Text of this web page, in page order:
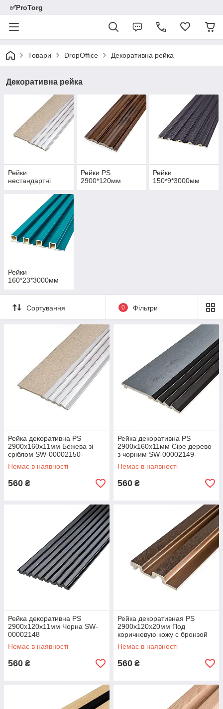
✅ProTorg
Товари DropOffice Декоративна рейка
Декоративна рейка
Рейки
нестандартні
Рейки PS
2900*120мм
Рейки
150*9*3000мм
Рейки
160*23*3000мм
Сортування 0 Фільтри
Рейка декоративна PS
2900х160х11мм Бежева зі
сріблом SW-00002150-
Немає в наявності
560 ₴
Рейка декоративна PS
2900х160х11мм Сіре дерево
з чорним SW-00002149-
Немає в наявності
560 ₴
Рейка декоративна PS
2900х120х11мм Чорна SW-
00002148
Немає в наявності
560 ₴
Рейка декоративная PS
2900х120х20мм Под
коричневую кожу с бронзой
SW-00002147-
Немає в наявності
560 ₴